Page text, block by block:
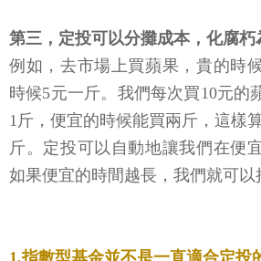
第三，定投可以分攤成本，化腐朽
例如，去市場上買蘋果，貴的時
時候5元一斤。我們每次買10元的
1斤，便宜的時候能買兩斤，這樣
斤。定投可以自動地讓我們在便
如果便宜的時間越長，我們就可以
1.指數型基金並不是一直適合定投